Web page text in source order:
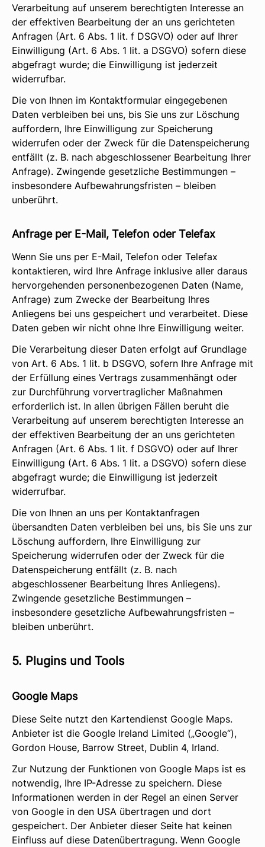
Verarbeitung auf unserem berechtigten Interesse an
der effektiven Bearbeitung der an uns gerichteten
Anfragen (Art. 6 Abs. 1 lit. f DSGVO) oder auf Ihrer
Einwilligung (Art. 6 Abs. 1 lit. a DSGVO) sofern diese
abgefragt wurde; die Einwilligung ist jederzeit
widerrufbar.
Die von Ihnen im Kontaktformular eingegebenen
Daten verbleiben bei uns, bis Sie uns zur Löschung
auffordern, Ihre Einwilligung zur Speicherung
widerrufen oder der Zweck für die Datenspeicherung
entfällt (z. B. nach abgeschlossener Bearbeitung Ihrer
Anfrage). Zwingende gesetzliche Bestimmungen –
insbesondere Aufbewahrungsfristen – bleiben
unberührt.
Anfrage per E-Mail, Telefon oder Telefax
Wenn Sie uns per E-Mail, Telefon oder Telefax
kontaktieren, wird Ihre Anfrage inklusive aller daraus
hervorgehenden personenbezogenen Daten (Name,
Anfrage) zum Zwecke der Bearbeitung Ihres
Anliegens bei uns gespeichert und verarbeitet. Diese
Daten geben wir nicht ohne Ihre Einwilligung weiter.
Die Verarbeitung dieser Daten erfolgt auf Grundlage
von Art. 6 Abs. 1 lit. b DSGVO, sofern Ihre Anfrage mit
der Erfüllung eines Vertrags zusammenhängt oder
zur Durchführung vorvertraglicher Maßnahmen
erforderlich ist. In allen übrigen Fällen beruht die
Verarbeitung auf unserem berechtigten Interesse an
der effektiven Bearbeitung der an uns gerichteten
Anfragen (Art. 6 Abs. 1 lit. f DSGVO) oder auf Ihrer
Einwilligung (Art. 6 Abs. 1 lit. a DSGVO) sofern diese
abgefragt wurde; die Einwilligung ist jederzeit
widerrufbar.
Die von Ihnen an uns per Kontaktanfragen
übersandten Daten verbleiben bei uns, bis Sie uns zur
Löschung auffordern, Ihre Einwilligung zur
Speicherung widerrufen oder der Zweck für die
Datenspeicherung entfällt (z. B. nach
abgeschlossener Bearbeitung Ihres Anliegens).
Zwingende gesetzliche Bestimmungen –
insbesondere gesetzliche Aufbewahrungsfristen –
bleiben unberührt.
5. Plugins und Tools
Google Maps
Diese Seite nutzt den Kartendienst Google Maps.
Anbieter ist die Google Ireland Limited („Google“),
Gordon House, Barrow Street, Dublin 4, Irland.
Zur Nutzung der Funktionen von Google Maps ist es
notwendig, Ihre IP-Adresse zu speichern. Diese
Informationen werden in der Regel an einen Server
von Google in den USA übertragen und dort
gespeichert. Der Anbieter dieser Seite hat keinen
Einfluss auf diese Datenübertragung. Wenn Google